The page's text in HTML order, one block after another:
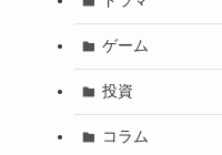
ゲーム
投資
コラム